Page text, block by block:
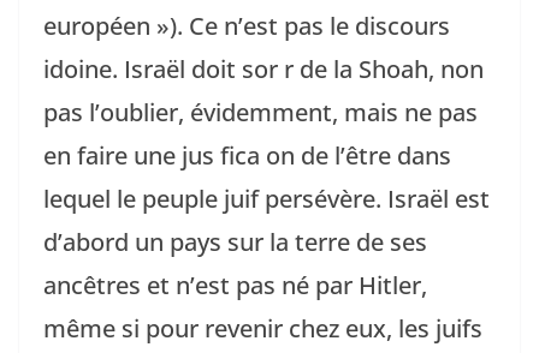
européen »). Ce n’est pas le discours
idoine. Israël doit sor r de la Shoah, non
pas l’oublier, évidemment, mais ne pas
en faire une jus fica on de l’être dans
lequel le peuple juif persévère. Israël est
d’abord un pays sur la terre de ses
ancêtres et n’est pas né par Hitler,
même si pour revenir chez eux, les juifs